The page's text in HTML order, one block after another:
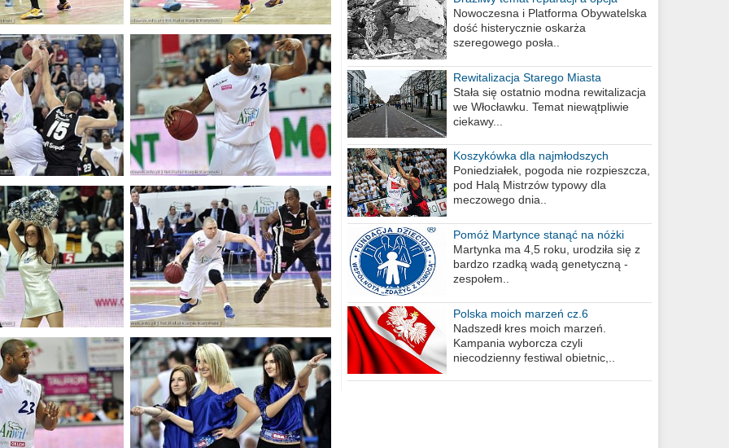
berlińska
Nowoczesna i Platforma Obywatelska
dość histerycznie oskarża
szeregowego posła..
Rewitalizacja Starego Miasta
Stała się ostatnio modna rewitalizacja
we Włocławku. Temat niewątpliwie
ciekawy...
Koszykówka dla najmłodszych
Poniedziałek, pogoda nie rozpieszcza,
pod Halą Mistrzów typowy dla
meczowego dnia..
Pomóż Martynce stanąć na nóżki
Martynka ma 4,5 roku, urodziła się z
bardzo rzadką wadą genetyczną -
zespołem..
Polska moich marzeń cz.6
Nadszedł kres moich marzeń.
Kampania wyborcza czyli
niecodzienny festiwal obietnic,..